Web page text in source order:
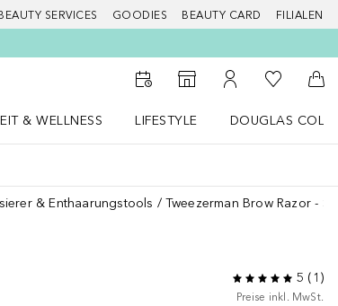
SERVICES GOODIES BEAUTY CARD FILIALEN
Zum Storefinder
Zu Meinem
Zu Meiner
& WELLNESS
LIFESTYLE
DOUGLAS
& Enthaarungstools Tweezerman Brow Razor -
5 ( 1 )
Preise inkl. MwSt.